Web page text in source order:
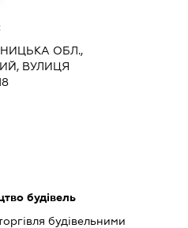
ОБЛ.,
ВУЛИЦЯ
будівель
будівельними